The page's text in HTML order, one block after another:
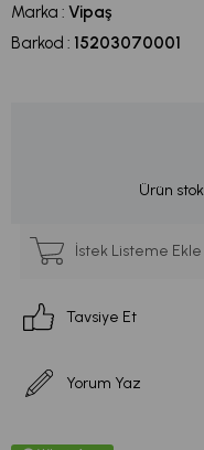
Marka : Vipaş
Barkod : 15203070001
Ürün
İstek Listeme Ekle
Tavsiye Et
Yorum Yaz